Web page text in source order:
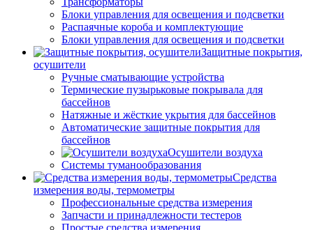
Блоки управления для освещения и подсветки
Распаячные короба и комплектующие
Блоки управления для освещения и подсветки
Защитные покрытия,
осушители
Ручные сматывающие устройства
Термические пузырьковые покрывала для
бассейнов
Натяжные и жёсткие укрытия для бассейнов
Автоматические защитные покрытия для
бассейнов
Осушители воздуха
Системы туманообразования
Средства
измерения воды, термометры
Профессиональные средства измерения
Запчасти и принадлежности тестеров